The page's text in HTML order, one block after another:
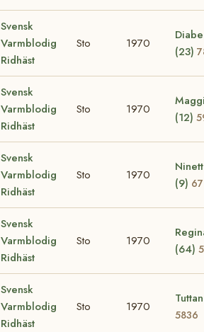
Svensk
Varmblodig
Ridhäst
Sto 1970
(23)
Svensk
Varmblodig
Ridhäst
Sto 1970
(12)
Svensk
Varmblodig
Ridhäst
Sto 1970
(9)
Svensk
Varmblodig
Ridhäst
Sto 1970
(64)
Svensk
Varmblodig
Ridhäst
Sto 1970
Tuttan
5836